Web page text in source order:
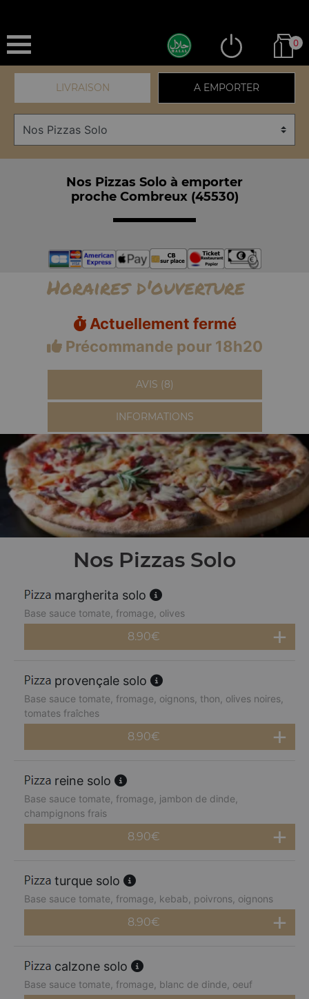
0
LIVRAISON A EMPORTER
Nos Pizzas Solo à emporter
proche Combreux (45530)
Horaires d'ouverture
Actuellement fermé
Précommande pour 18h20
AVIS (8)
INFORMATIONS
Nos Pizzas Solo
margherita solo
Base sauce tomate, fromage, olives
8.90€
provençale solo
Base sauce tomate, fromage, oignons, thon, olives noires,
tomates fraîches
8.90€
reine solo
Base sauce tomate, fromage, jambon de dinde,
champignons frais
8.90€
turque solo
Base sauce tomate, fromage, kebab, poivrons, oignons
8.90€
calzone solo
Base sauce tomate, fromage, blanc de dinde, oeuf